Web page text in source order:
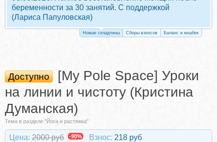
беременности за 30 занятий. С поддержкой
(Лариса Папуловская)
Новые складчины Сборы взносов Баланс и кешбек
Доступно
[My Pole Space] Уроки
на линии и чистоту (Кристина
Думанская)
Тема в разделе "Йога и растяжка"
Цена: 2000 руб -90% Взнос: 218 руб